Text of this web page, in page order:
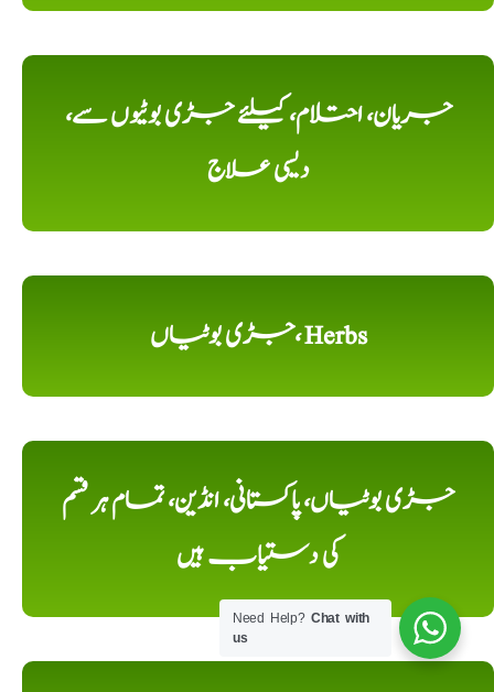
جریان، احتلام، کیلئے جڑی بوٹیوں سے،
دیسی علاج
جڑی بوٹیاں، Herbs
جڑی بوٹیاں، پاکستانی، انڈین، تمام ہر قسم
کی دستیاب ہیں
Need Help?Chat with
us